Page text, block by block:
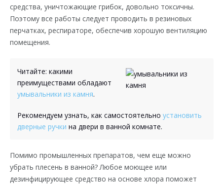
средства, уничтожающие грибок, довольно токсичны.
Поэтому все работы следует проводить в резиновых
перчатках, респираторе, обеспечив хорошую вентиляцию
помещения.
Читайте: какими
преимуществами обладают
умывальники из камня.
Рекомендуем узнать, как самостоятельно установить
дверные ручки на двери в ванной комнате.
Помимо промышленных препаратов, чем еще можно
убрать плесень в ванной? Любое моющее или
дезинфицирующее средство на основе хлора поможет